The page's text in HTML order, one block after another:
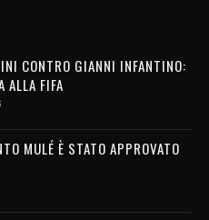
CONTRO GIANNI INFANTINO:
ALLA FIFA
MULÉ È STATO APPROVATO